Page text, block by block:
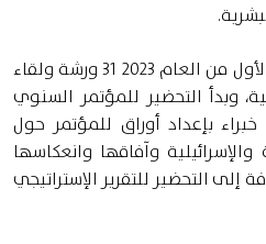
وقد نظّم المركز خلال النصف الأول من العام 2023 31 ورشة ولقاء
سياساتية، وبدأ التحضير للمؤتمر السنوي
بإعداد أوراق للمؤتمر حول
والإسرائيلية وآفاقها وانعكاسها
التحضير للتقرير الإستراتيجي